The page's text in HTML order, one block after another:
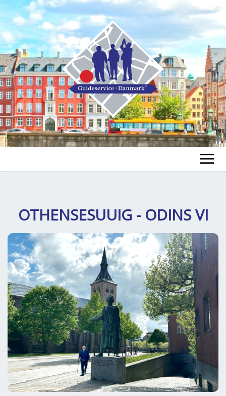
BUCHUNG
VORTRAG
ÜBER UNS
OTHENSESUUIG - ODINS VI